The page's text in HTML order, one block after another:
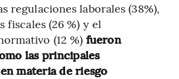
regulaciones laborales (38%),
fiscales (26 %) y el
(12 %) fueron
las principales
materia de riesgo